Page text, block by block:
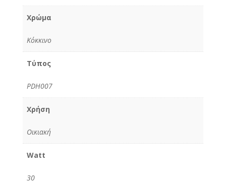
Χρώμα
Κόκκινο
Τύπος
PDH007
Χρήση
Οικιακή
Watt
30